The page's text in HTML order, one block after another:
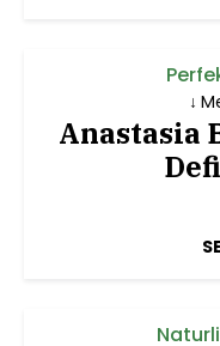
Anastasia